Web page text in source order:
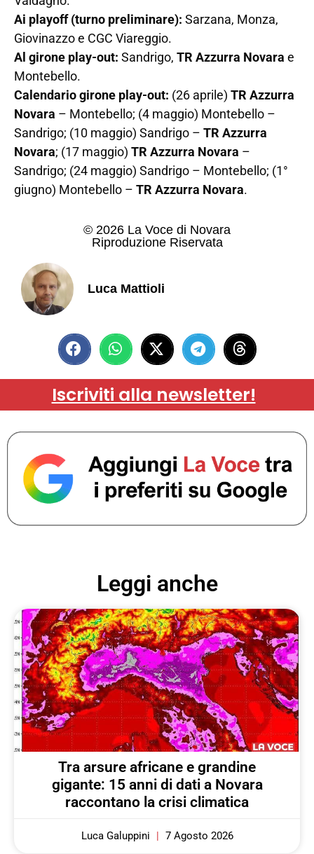
Ai playoff (turno preliminare): Sarzana, Monza,
Giovinazzo e CGC Viareggio.
Al girone play-out: Sandrigo, TR Azzurra Novara e
Montebello.
Calendario girone play-out: (26 aprile) TR Azzurra
Novara – Montebello; (4 maggio) Montebello –
Sandrigo; (10 maggio) Sandrigo – TR Azzurra
Novara; (17 maggio) TR Azzurra Novara –
Sandrigo; (24 maggio) Sandrigo – Montebello; (1°
giugno) Montebello – TR Azzurra Novara.
© 2026 La Voce di Novara
Riproduzione Riservata
Luca Mattioli
Iscriviti alla newsletter!
Leggi anche
Tra arsure africane e grandine
gigante: 15 anni di dati a Novara
raccontano la crisi climatica
Luca Galuppini 7 Agosto 2026